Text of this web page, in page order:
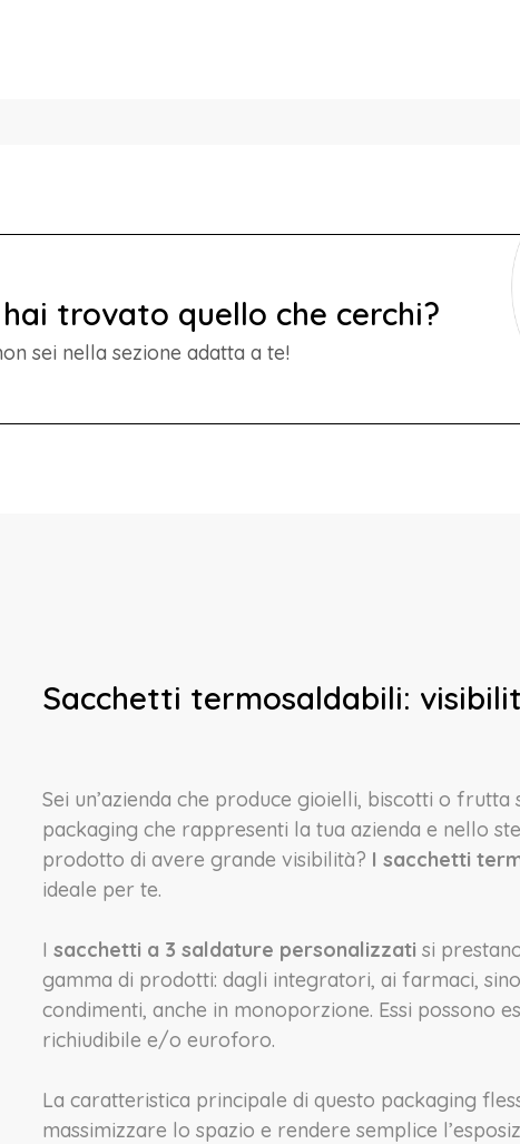
trovato quello che cerchi?
sei nella sezione adatta a te!
Sacchetti termosaldabili:
Sei un’azienda che produce gioielli, biscotti o frutta
packaging che rappresenti la tua azienda e nello
prodotto di avere grande visibilità? I sacchetti
ideale per te.
I sacchetti a 3 saldature personalizzati si
gamma di prodotti: dagli integratori, ai farmaci,
condimenti, anche in monoporzione. Essi possono
richiudibile e/o euroforo.
La caratteristica principale di questo packaging
massimizzare lo spazio e rendere semplice